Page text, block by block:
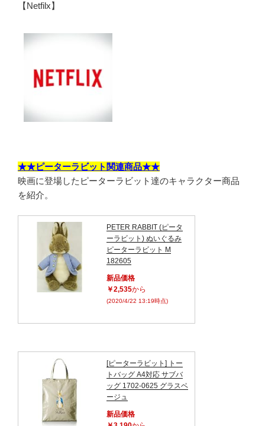
【Netfilx】
★★ピーターラビット関連商品★★
映画に登場したピーターラビット達のキャラクター商品
を紹介。
PETER RABBIT (ピータ
ーラビット) ぬいぐるみ
ピーターラビット M
182605
新品価格
￥2,535から
(2020/4/22 13:19時点)
[ピーターラビット] トー
トバッグ A4対応 サブバ
ッグ 1702-0625 グラスベ
ージュ
新品価格